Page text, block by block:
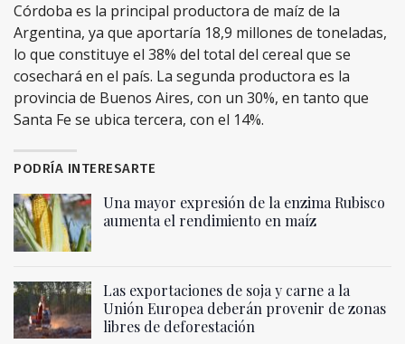
Córdoba es la principal productora de maíz de la
Argentina, ya que aportaría 18,9 millones de toneladas,
lo que constituye el 38% del total del cereal que se
cosechará en el país. La segunda productora es la
provincia de Buenos Aires, con un 30%, en tanto que
Santa Fe se ubica tercera, con el 14%.
PODRÍA INTERESARTE
Una mayor expresión de la enzima Rubisco
aumenta el rendimiento en maíz
Las exportaciones de soja y carne a la
Unión Europea deberán provenir de zonas
libres de deforestación